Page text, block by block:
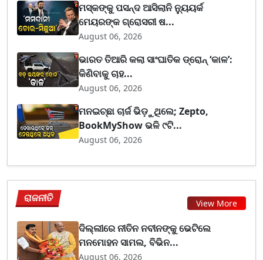
ମସ୍କଙ୍କୁ ପସନ୍ଦ ଆସିଲାନି ନ୍ୟୁୟର୍କ
ମେୟରଙ୍କ ଗ୍ରୋସରୀ ଷ...
August 06, 2026
ଭାରତ ତିଆରି କଲା ସାଂଘାତିକ ଡ୍ରୋନ୍ ‘କାଳ’:
କିଣିବାକୁ ଚାହ...
August 06, 2026
ମନଇଚ୍ଛା ଚାର୍ଜ ଭିଡ଼ୁଥିଲେ; Zepto,
BookMyShow ଭଳି ୯ଟି...
August 06, 2026
ରାଜନୀତି View More
ଦିଲ୍ଲୀରେ ନୀତିନ ନବୀନଙ୍କୁ ଭେଟିଲେ
ମନମୋହନ ସାମଲ, ବିଭିନ...
August 06, 2026